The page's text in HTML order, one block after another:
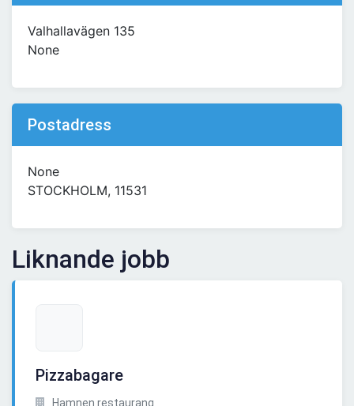
Valhallavägen 135
None
Postadress
None
STOCKHOLM, 11531
Liknande jobb
Pizzabagare
Hamnen restaurang